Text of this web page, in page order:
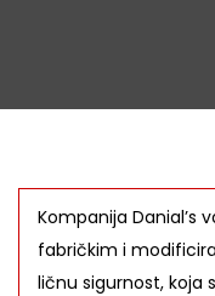
Kompanija Danial’s
fabričkim i
ličnu sigurnost, koja